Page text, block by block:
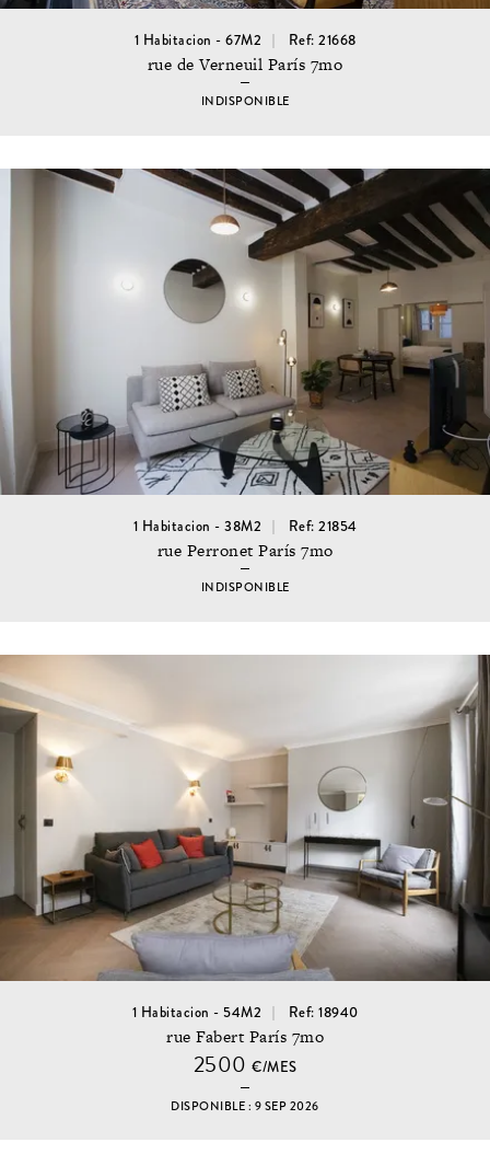
1 Habitacion - 67M2 Ref: 21668
rue de Verneuil París 7mo
INDISPONIBLE
1 Habitacion - 38M2 Ref: 21854
rue Perronet París 7mo
INDISPONIBLE
1 Habitacion - 54M2 Ref: 18940
rue Fabert París 7mo
2500 €/MES
DISPONIBLE : 9 SEP 2026